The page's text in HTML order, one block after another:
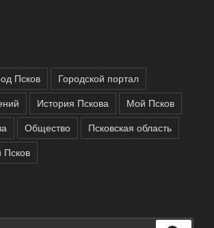
Псков
Городской портал
История Пскова
Мой Псков
Общество
Псковская область
Псков